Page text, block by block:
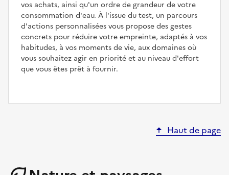
vos achats, ainsi qu'un ordre de grandeur de votre
consommation d'eau. À l'issue du test, un parcours
d'actions personnalisées vous propose des gestes
concrets pour réduire votre empreinte, adaptés à vos
habitudes, à vos moments de vie, aux domaines où
vous souhaitez agir en priorité et au niveau d'effort
que vous êtes prêt à fournir.
Haut de page